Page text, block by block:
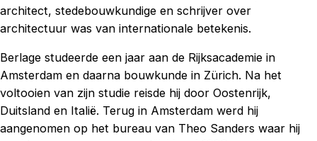
architect, stedebouwkundige en schrijver over
architectuur was van internationale betekenis.
Berlage studeerde een jaar aan de Rijksacademie in
Amsterdam en daarna bouwkunde in Zürich. Na het
voltooien van zijn studie reisde hij door Oostenrijk,
Duitsland en Italië. Terug in Amsterdam werd hij
aangenomen op het bureau van Theo Sanders waar hij